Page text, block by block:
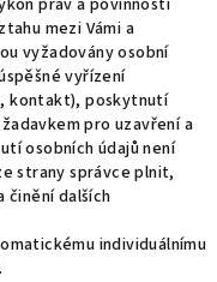
práv a povinností
mezi Vámi a
vyžadovány osobní
vyřízení
kontakt), poskytnutí
pro uzavření a
osobních údajů není
strany správce plnit,
činění dalších
individuálnímu